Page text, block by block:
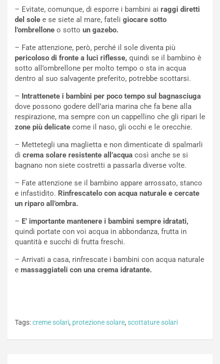
– Evitate, comunque, di esporre i bambini ai raggi diretti
del sole e se siete al mare, fateli giocare sotto
l’ombrellone o sotto un gazebo.
– Fate attenzione, però, perché il sole diventa più
pericoloso di fronte a luci riflesse, quindi se il bambino è
sotto all’ombrellone per molto tempo o sta in acqua
dentro al suo salvagente preferito, potrebbe scottarsi.
– Intrattenete i bambini per poco tempo sul bagnasciuga
dove possono godere dell’aria marina che fa bene alla
respirazione, ma sempre con un cappellino che gli ripari le
zone più delicate come il naso, gli occhi e le orecchie.
– Mettetegli una maglietta e non dimenticate di spalmarli
di crema solare resistente all’acqua così anche se si
bagnano non siete costretti a passarla diverse volte.
– Fate attenzione se il bambino appare arrossato, stanco
e infastidito. Rinfrescatelo con acqua naturale e cercate
un riparo all’ombra.
– E’ importante mantenere i bambini sempre idratati,
quindi portate con voi acqua in abbondanza, frutta in
quantità e succhi di frutta freschi.
– Arrivati a casa, rinfrescate i bambini con acqua naturale
e massaggiateli con una crema idratante.
Tags:creme solari, protezione solare, scottature solari